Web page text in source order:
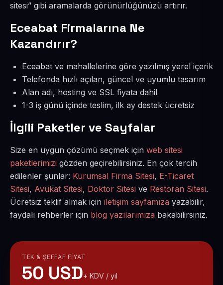
sitesi” gibi aramalarda görünürlüğünüzü artırır.
Eceabat Firmalarına Ne
Kazandırır?
Eceabat ve mahallelerine göre yazılmış yerel içerik
Telefonda hızlı açılan, güncel ve uyumlu tasarım
Alan adı, hosting ve SSL fiyata dahil
1-3 iş günü içinde teslim, ilk ay destek ücretsiz
İlgili Paketler ve Sayfalar
Size en uygun çözümü seçmek için web sitesi
paketlerimizi gözden geçirebilirsiniz. En çok tercih
edilenler şunlar: Kurumsal Firma Sitesi, E-Ticaret
Sitesi, Avukat Sitesi, Doktor Sitesi ve Restoran Sitesi.
Ücretsiz teklif almak için iletişim sayfamıza yazabilir,
faydalı rehberler için blog yazılarımıza bakabilirsiniz.
TEK & ŞEFFAF FIYAT
50 USD+ KDV / yıl